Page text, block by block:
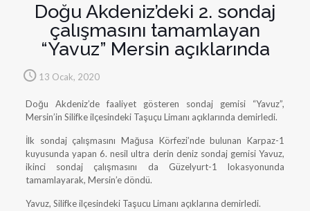
Doğu Akdeniz’deki 2. sondaj
çalışmasını tamamlayan
“Yavuz” Mersin açıklarında
13 Ocak, 2020
Doğu Akdeniz’de faaliyet gösteren sondaj gemisi “Yavuz”,
Mersin’in Silifke ilçesindeki Taşuçu Limanı açıklarında demirledi.
İlk sondaj çalışmasını Mağusa Körfezi’nde bulunan Karpaz-1
kuyusunda yapan 6. nesil ultra derin deniz sondaj gemisi Yavuz,
ikinci sondaj çalışmasını da Güzelyurt-1 lokasyonunda
tamamlayarak, Mersin’e döndü.
Yavuz, Silifke ilçesindeki Taşucu Limanı açıklarına demirledi.